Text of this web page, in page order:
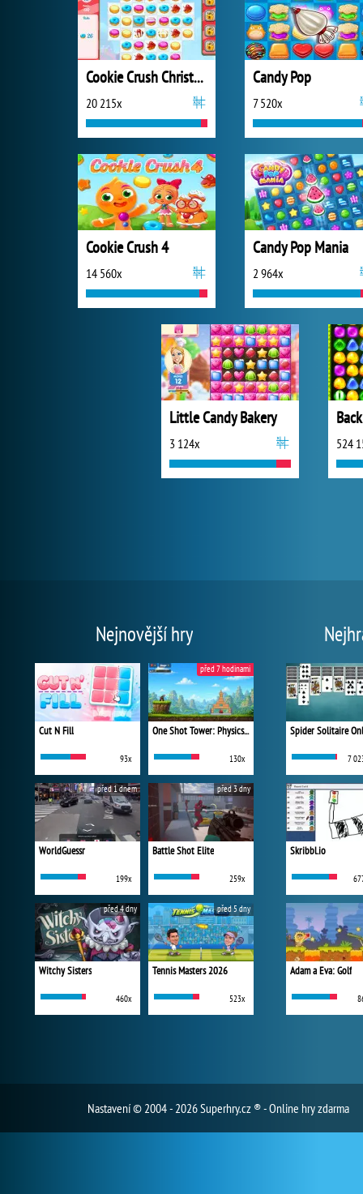
Cookie Crush Christmas 2
20 215x
Candy Pop
7 520x
Cookie Crush 4
14 560x
Candy Pop Mania
2 964x
Little Candy Bakery
3 124x 524
Nejnovější hry
Cut N Fill
93x
One Shot Tower: Physics Destroyer
130x
před 7 hodinami
WorldGuessr
199x
před 1 dnem
Battle Shot Elite
259x
před 3 dny
Witchy Sisters
460x
před 4 dny
Tennis Masters 2026
523x
před 5 dny
Spider Solitaire
7
Skribbl.io
Adam a Eva: Golf
Nastavení© 2004 - 2026 Superhry.cz ® - Online hry zdarma